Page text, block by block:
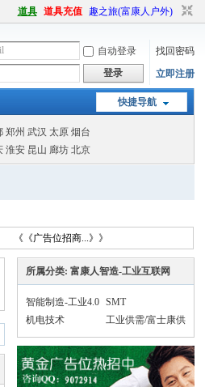
道具 道具充值 趣之旅(富康人户外)
自动登录
找回密码
登录 立即注册
快捷导航
《《广告位招商...》》
所属分类: 富康人智造-工业互联网
智能制造-工业4.0
SMT
机电技术
工业供需/富士康供
应商